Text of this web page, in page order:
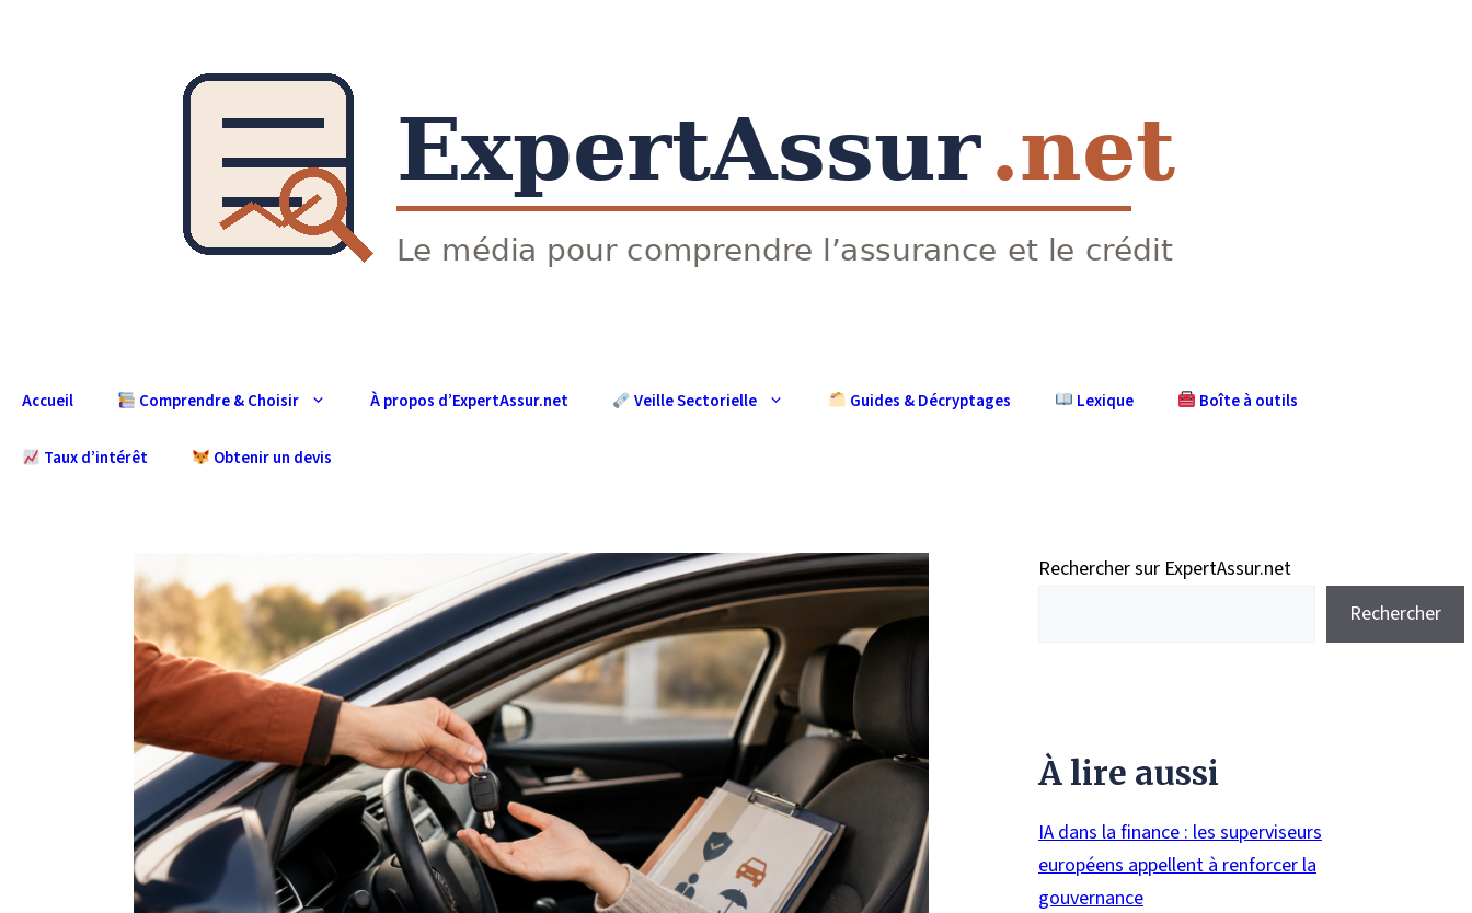
Accueil Comprendre & Choisir À propos d’ExpertAssur.net Veille Sectorielle Guides & Décryptages Lexique Boîte à outils
Taux d’intérêt Obtenir un devis
Rechercher sur ExpertAssur.net
Rechercher
À lire aussi
IA dans la finance : les superviseurs
européens appellent à renforcer la
gouvernance